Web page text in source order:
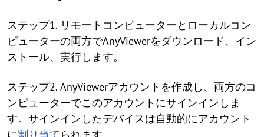
ステップ1. リモートコンピューターとローカルコン
ピューターの両方でAnyViewerをダウンロード、イン
ストール、実行します。
ステップ2. AnyViewerアカウントを作成し、両方のコ
ンピューターでこのアカウントにサインインしま
す。サインインしたデバイスは自動的にアカウント